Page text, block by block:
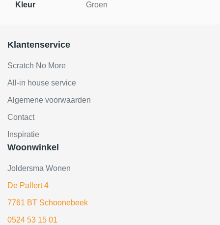
Kleur Groen
Klantenservice
Scratch No More
All-in house service
Algemene voorwaarden
Contact
Inspiratie
Woonwinkel
Joldersma Wonen
De Pallert 4
7761 BT Schoonebeek
0524 53 15 01